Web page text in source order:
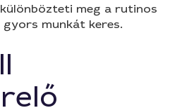
meg a rutinos
munkát keres.